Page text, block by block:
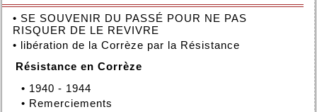
• SE SOUVENIR DU PASSÉ POUR NE PAS
RISQUER DE LE REVIVRE
• libération de la Corrèze par la Résistance
Résistance en Corrèze
• 1940 - 1944
• Remerciements